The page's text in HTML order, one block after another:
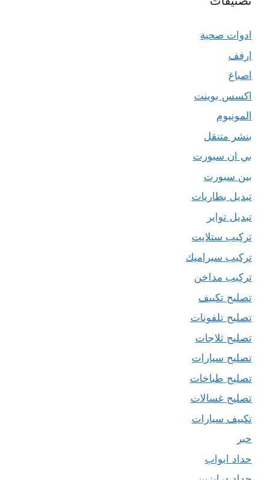
ادوات صحية
ارفف
اصباغ
اكسس بوينت
المونيوم
بنشر متنقل
بي ان سبورت
بين سبورت
تبديل بطاريات
تبديل تواير
تركيب ستلايت
تركيب سيراميك
تركيب مداخن
تصليح تكييف
تصليح تلفونات
تصليح ثلاجات
تصليح سيارات
تصليح طباخات
تصليح غسالات
تكييف سيارات
حبر
حداد ابواب